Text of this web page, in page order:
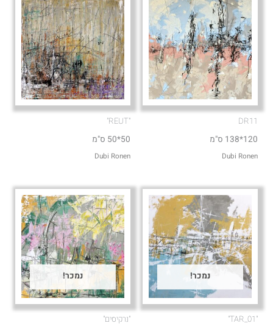
DR11
120*138 ס"מ
Dubi Ronen
50*50 ס"מ
Dubi Ronen
נמכר! נמכר!
"נרקיסים"